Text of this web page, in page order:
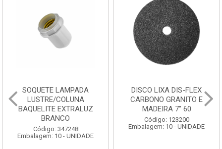
SOQUETE LAMPADA
LUSTRE/COLUNA
BAQUELITE EXTRALUZ
BRANCO
Código: 347248
Embalagem: 10 - UNIDADE
DISCO LIXA DIS-FLEX
CARBONO GRANITO E
MADEIRA 7” 60
Código: 123200
Embalagem: 10 - UNIDADE